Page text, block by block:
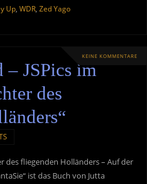
Up, WDR, Zed Yago
KEINE KOMMENTARE
– JSPics im
des
des fliegenden Holländers – Auf der
ist das Buch von Jutta